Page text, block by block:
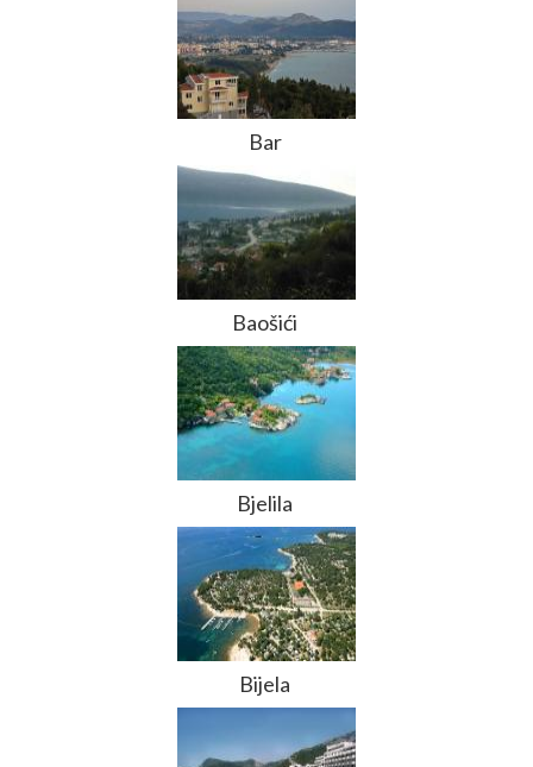
Bar
Baošići
Bjelila
Bijela